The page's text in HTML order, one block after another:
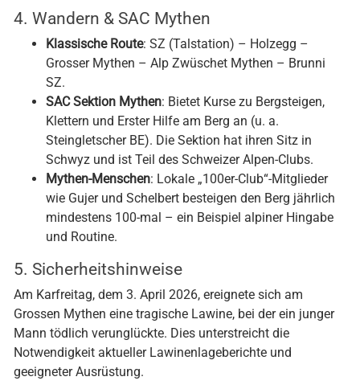
4. Wandern & SAC Mythen
Klassische Route: SZ (Talstation) – Holzegg –
Grosser Mythen – Alp Zwüschet Mythen – Brunni
SZ.
SAC Sektion Mythen: Bietet Kurse zu Bergsteigen,
Klettern und Erster Hilfe am Berg an (u. a.
Steingletscher BE). Die Sektion hat ihren Sitz in
Schwyz und ist Teil des Schweizer Alpen-Clubs.
Mythen-Menschen: Lokale „100er-Club“-Mitglieder
wie Gujer und Schelbert besteigen den Berg jährlich
mindestens 100-mal – ein Beispiel alpiner Hingabe
und Routine.
5. Sicherheitshinweise
Am Karfreitag, dem 3. April 2026, ereignete sich am
Grossen Mythen eine tragische Lawine, bei der ein junger
Mann tödlich verunglückte. Dies unterstreicht die
Notwendigkeit aktueller Lawinenlageberichte und
geeigneter Ausrüstung.